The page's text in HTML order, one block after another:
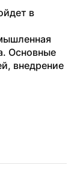
в
Основные
внедрение